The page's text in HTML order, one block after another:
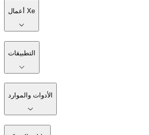
أعمال Xe
التطبيقات
الأدوات والموارد